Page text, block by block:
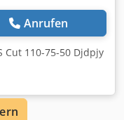
Anrufen
Cut 110-75-50 Djdpjy